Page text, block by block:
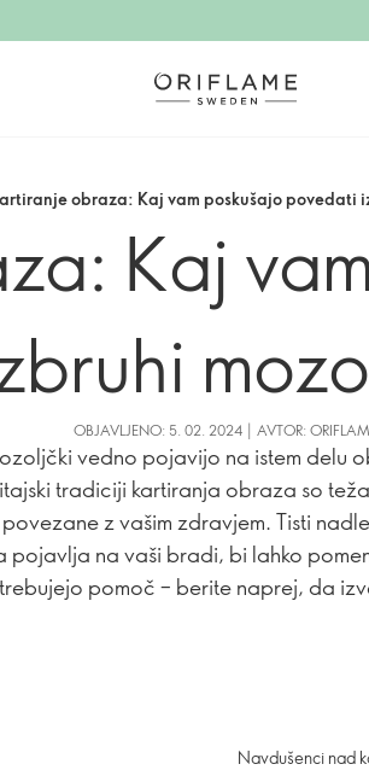
obraza: Kaj vam poskušajo povedati
Kaj
OBJAVLJENO: 5. 02. 2024 | AVTOR:
vedno pojavijo na istem delu
tradiciji kartiranja obraza so
z vašim zdravjem. Tisti
pojavlja na vaši bradi, bi lahko
pomoč – berite naprej, da
Navdušenci nad